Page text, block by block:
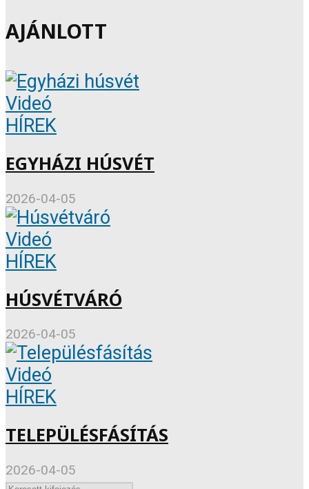
AJÁNLOTT
Videó
HÍREK
EGYHÁZI HÚSVÉT
2026-04-05
Videó
HÍREK
HÚSVÉTVÁRÓ
2026-04-05
Videó
HÍREK
TELEPÜLÉSFÁSÍTÁS
2026-04-05